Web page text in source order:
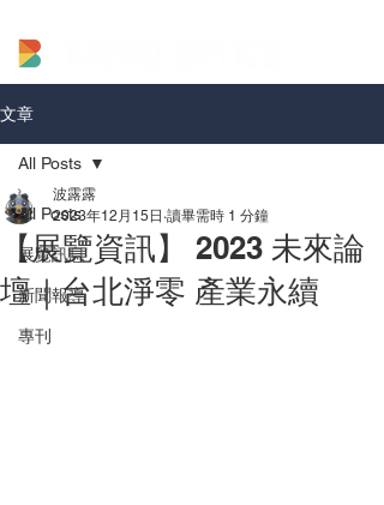
文章
All Posts
展覽訊息
新聞報導
專刊
All Posts
【展覽資訊】 2023 未來論
壇｜台北淨零 產業永續
波露露
2023年12月15日 讀畢需時 1 分鐘